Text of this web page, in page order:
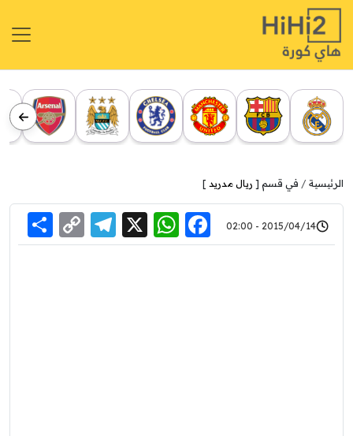
الرئيسية في قسم [ ريال مدريد ]
2015/04/14 - 02:00
Facebook
WhatsApp
X
Link